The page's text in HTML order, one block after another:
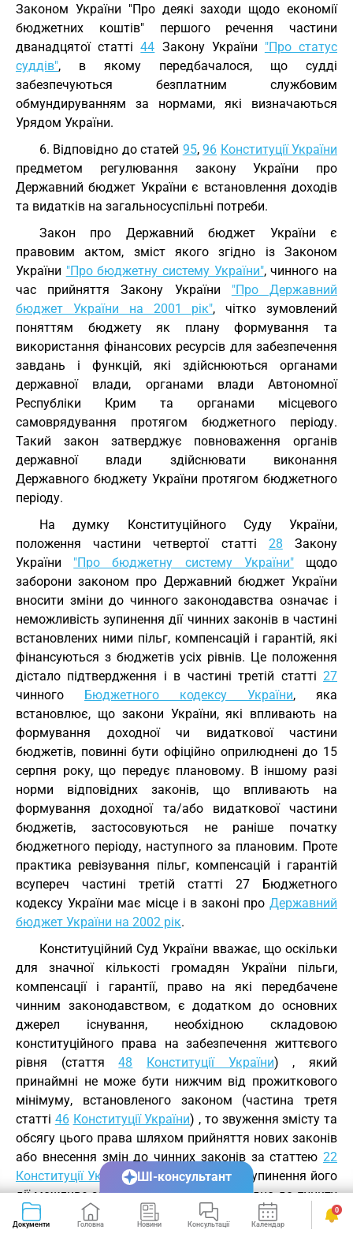
Законом України "Про деякі заходи щодо економії
бюджетних коштів" першого речення частини
дванадцятої статті44 Закону України "Про статус
суддів", в якому передбачалося, що судді
забезпечуються безплатним службовим
обмундируванням за нормами, які визначаються
Урядом України.
6. Відповідно до статей 95,96 Конституції України
предметом регулювання закону України про
Державний бюджет України є встановлення доходів
та видатків на загальносуспільні потреби.
Закон про Державний бюджет України є
правовим актом, зміст якого згідно із Законом
України "Про бюджетну систему України", чинного на
час прийняття Закону України "Про Державний
бюджет України на 2001 рік", чітко зумовлений
поняттям бюджету як плану формування та
використання фінансових ресурсів для забезпечення
завдань і функцій, які здійснюються органами
державної влади, органами влади Автономної
Республіки Крим та органами місцевого
самоврядування протягом бюджетного періоду.
Такий закон затверджує повноваження органів
державної влади здійснювати виконання
Державного бюджету України протягом бюджетного
періоду.
На думку Конституційного Суду України,
положення частини четвертої статті 28 Закону
України "Про бюджетну систему України"щодо
заборони законом про Державний бюджет України
вносити зміни до чинного законодавства означає і
неможливість зупинення дії чинних законів в частині
встановлених ними пільг, компенсацій і гарантій, які
фінансуються з бюджетів усіх рівнів. Це положення
дістало підтвердження і в частині третій статті 27
чинного Бюджетного кодексу України, яка
встановлює, що закони України, які впливають на
формування доходної чи видаткової частини
бюджетів, повинні бути офіційно оприлюднені до 15
серпня року, що передує плановому. В іншому разі
норми відповідних законів, що впливають на
формування доходної та/або видаткової частини
бюджетів, застосовуються не раніше початку
бюджетного періоду, наступного за плановим. Проте
практика ревізування пільг, компенсацій і гарантій
всупереч частині третій статті 27 Бюджетного
кодексу України має місце і в законі про Державний
бюджет України на 2002 рік.
Конституційний Суд України вважає, що оскільки
для значної кількості громадян України пільги,
компенсації і гарантії, право на які передбачене
чинним законодавством, є додатком до основних
джерел існування, необхідною складовою
конституційного права на забезпечення життєвого
рівня (стаття48 Конституції України) , який
принаймні не може бути нижчим від прожиткового
мінімуму, встановленого законом (частина третя
статті 46 Конституції України) , то звуження змісту та
обсягу цього права шляхом прийняття нових законів
або внесення змін до чинних законів за статтею 22
Конституції Українине допускається. Зупинення його
дії можливе за умови введення відповідно до пункту
31 частини першої статті
та пункту 19 статті
92
Конституції України
надзвичайного стану (стаття
Документи Головна Новини Консультації Календар Сервіси
0
ШІ-консультант